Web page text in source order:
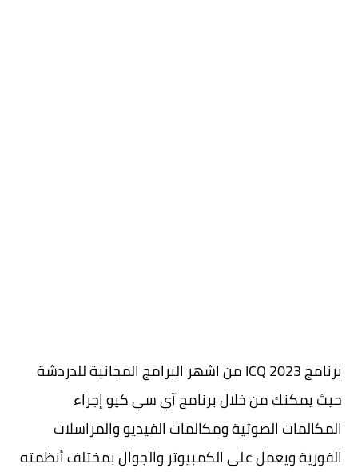
برنامج 2023 ICQ من اشهر البرامج المجانية للدردشة
حيث يمكنك من خلال برنامج آي سي كيو إجراء
المكالمات الصوتية ومكالمات الفيديو والمراسلات
الفورية ويعمل على الكمبيوتر والجوال بمختلف أنظمته